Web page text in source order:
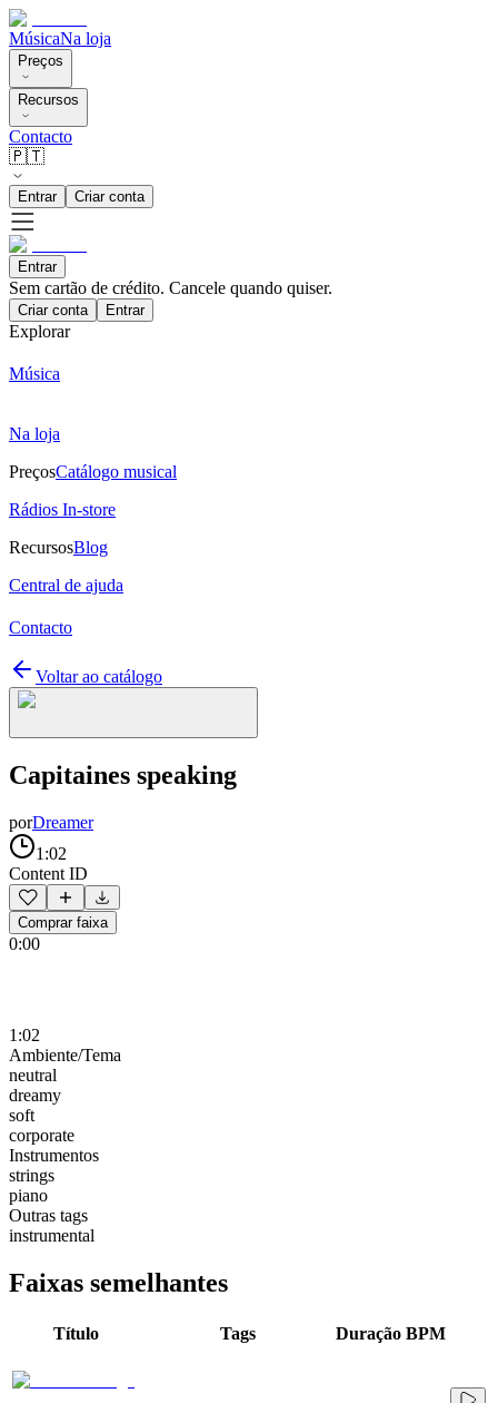
MúsicaNa loja
Preços
Recursos
Contacto
🇵🇹
Entrar Criar conta
Entrar
Sem cartão de crédito. Cancele quando quiser.
Criar conta Entrar
Explorar
Música
Na loja
PreçosCatálogo musical
Rádios In-store
RecursosBlog
Central de ajuda
Contacto
Voltar ao catálogo
Capitaines speaking
porDreamer
1:02
Content ID
Comprar faixa
0:00
1:02
Ambiente/Tema
neutral
dreamy
soft
corporate
Instrumentos
strings
piano
Outras tags
instrumental
Faixas semelhantes
Título Tags Duração BPM